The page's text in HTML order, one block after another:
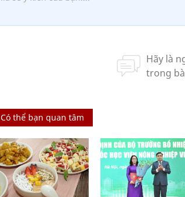
Có thể bạn quan tâm